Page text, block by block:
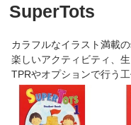
SuperTots
カラフルなイラスト満載
楽しいアクティビティ、
TPRやオプションで行う